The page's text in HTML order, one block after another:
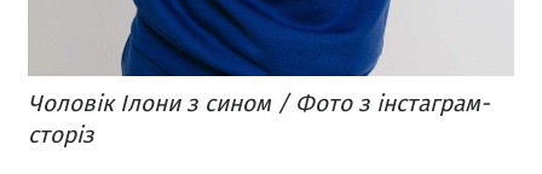
Чоловік Ілони з сином / Фото з інстаграм-
сторіз